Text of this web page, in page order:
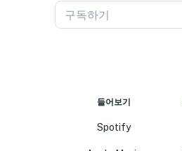
구독하기
들어보기
Spotify